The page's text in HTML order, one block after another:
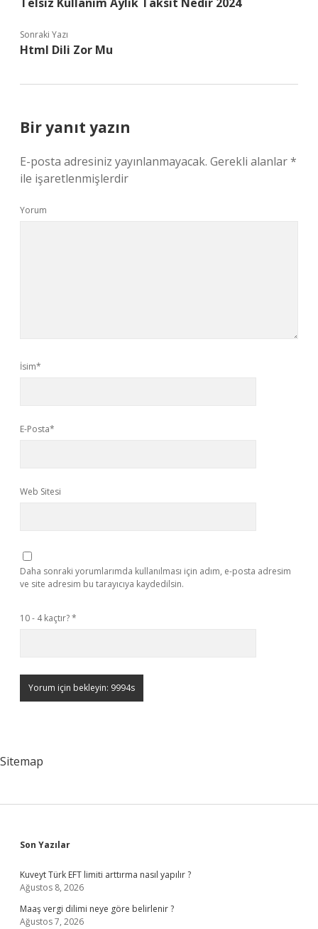
Sonraki Yazı
Html Dili Zor Mu
Bir yanıt yazın
E-posta adresiniz yayınlanmayacak. Gerekli alanlar*
ile işaretlenmişlerdir
Yorum
İsim*
E-Posta*
Web Sitesi
Daha sonraki yorumlarımda kullanılması için adım, e-posta adresim
ve site adresim bu tarayıcıya kaydedilsin.
10 - 4 kaçtır?*
Sitemap
Sidebar
Son Yazılar
Kuveyt Türk EFT limiti arttırma nasıl yapılır ?
Ağustos 8, 2026
Maaş vergi dilimi neye göre belirlenir ?
Ağustos 7, 2026